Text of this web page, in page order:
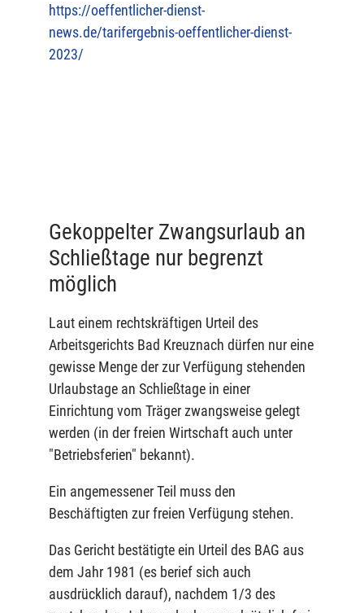
https://oeffentlicher-dienst-
news.de/tarifergebnis-oeffentlicher-dienst-
2023/
Gekoppelter Zwangsurlaub an
Schließtage nur begrenzt
möglich
Laut einem rechtskräftigen Urteil des
Arbeitsgerichts Bad Kreuznach dürfen nur eine
gewisse Menge der zur Verfügung stehenden
Urlaubstage an Schließtage in einer
Einrichtung vom Träger zwangsweise gelegt
werden (in der freien Wirtschaft auch unter
"Betriebsferien" bekannt).
Ein angemessener Teil muss den
Beschäftigten zur freien Verfügung stehen.
Das Gericht bestätigte ein Urteil des BAG aus
dem Jahr 1981 (es berief sich auch
ausdrücklich darauf), nachdem 1/3 des